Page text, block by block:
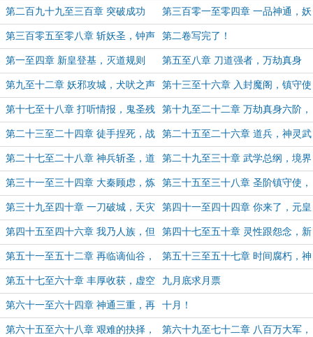
加更 求月票） 25300加更）
第二百九十九至三百章 突破成功
了？（二合一 求月票）
第三百零一至零四章 一品神通，妖
圣来袭（四合一 求月票）
第三百零五至零八章 斩妖圣，钟声
万响（四合一 求月票）
第二卷写完了！
第一至四章 新皇登基，灭道规则
（四合一，求月票）
第五至八章 刀道强者，万劫真身
（四合一 求月票）
第九至十二章 妖邪攻城，犬吠之声
（四合一，求月票）
第十三至十六章 入封魔阁，镇守使
的壮烈（四合一，求月票）
第十七至十八章 打听情报，鬼圣残
魂（二合一 求月票）
第十九至二十二章 万劫真身六阶，
蛮神复活（四合一 求月票）
第二十三至二十四章 徒手捏死，战
蛮神（二合一，求月票）
第二十五至二十六章 道兵，神灵武
士（二合一，求月票）
第二十七至二十八章 神兵斩圣，道
兵九品（二合一 求月票）
第二十九至三十章 武学总纲，境界
划分（二合一 求月票）
第三十一至三十四章 大秦顾虑，炼
化神灵血（四合一 求月票）
第三十五至三十八章 圣阶镇守使，
天灾再现（四合一 求月票）
第三十九至四十章 一刀破城，天灾
不可灭？（二合一 求月票）
第四十一至四十四章 你来了，元皇
时代（四合一 求月票）
第四十五至四十六章 我乃人族，但
绝非秦人（二合一 求月票）
第四十七至五十章 灵性跟怨念，新
的规矩（四合一 求月票）
第五十一至五十二章 再临谪仙谷，
上古遗址（二合一 求月票）
第五十三至五十七章 时间腐朽，神
通画卷（四合一 感谢“空空无色”白
银盟）
第五十七至六十章 丰厚收获，虚空
心经（四合一 求月票）
九月底求月票
第六十一至六十四章 神通三重，再
临大周国都（四合一 求月票）
十月！
第六十五至六十八章 艰难的抉择， 第六十九至七十二章 八百万大军，